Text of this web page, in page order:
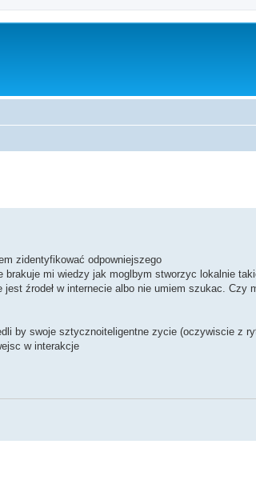
zidentyfikować odpowniejszego
mi wiedzy jak moglbym stworzyc lokalnie
źrodeł w internecie albo nie umiem szukac. Czy
by swoje sztycznoiteligentne zycie (oczywiscie z
w interakcje